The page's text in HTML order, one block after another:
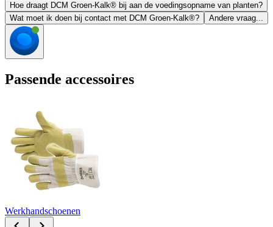
Hoe draagt DCM Groen-Kalk® bij aan de voedingsopname van planten?
Wat moet ik doen bij contact met DCM Groen-Kalk®?
Andere vraag...
Passende accessoires
Werkhandschoenen